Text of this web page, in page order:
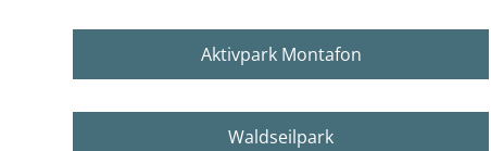
Aktivpark Montafon
Waldseilpark